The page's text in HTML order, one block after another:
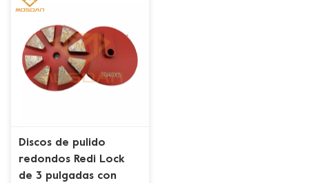
Discos de pulido
redondos Redi Lock
de 3 pulgadas con